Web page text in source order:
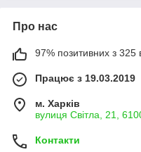
Про нас
97% позитивних з 325
Працює з 19.03.2019
м. Харків
вулиця Світла, 21,
Контакти